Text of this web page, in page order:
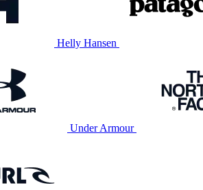
Helly Hansen
Under Armour